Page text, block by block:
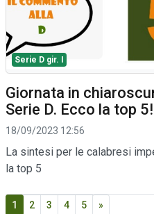
Serie D gir. I
Giornata in
Serie D. Ecco la top 5!
18/09/2023 12:56
La sintesi per le calabresi
la top 5
1 2 3 4 5 »